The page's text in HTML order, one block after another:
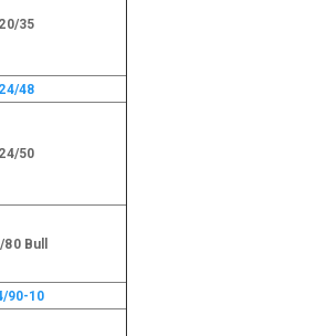
35
48
50
Bull
90-10